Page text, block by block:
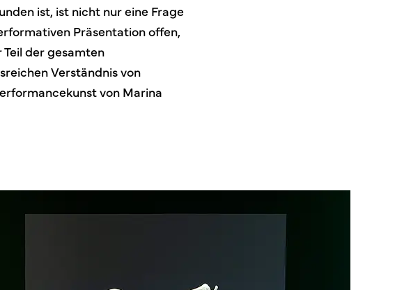
ist, ist nicht nur eine Frage
Präsentation offen,
der gesamten
Verständnis von
von Marina